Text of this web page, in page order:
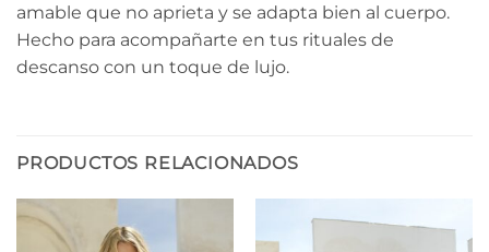
amable que no aprieta y se adapta bien al cuerpo.
Hecho para acompañarte en tus rituales de
descanso con un toque de lujo.
PRODUCTOS RELACIONADOS